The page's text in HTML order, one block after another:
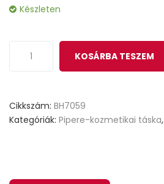
Készleten
KOSÁRBA TESZEM
Cikkszám: BH7059
Kategóriák: Pipere-kozmetikai táska,